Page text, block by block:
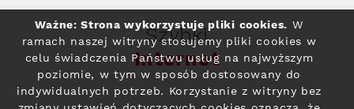
Szybki
Internet
Ważne: Strona wykorzystuje pliki cookies. W
ramach naszej witryny stosujemy pliki cookies w
celu świadczenia Państwu usług na najwyższym
poziomie, w tym w sposób dostosowany do
indywidualnych potrzeb. Korzystanie z witryny bez